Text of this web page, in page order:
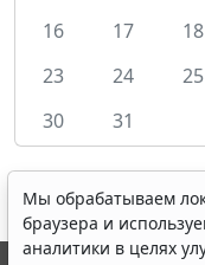
16
17 18
23
24 25
30
31
Мы обрабатываем
браузера и
аналитики в целях